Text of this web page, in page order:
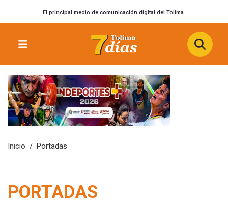
El principal medio de comunicación digital del Tolima.
Inicio Portadas
PORTADAS